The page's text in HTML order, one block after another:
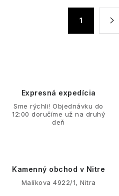
1
Expresná expedícia
Sme rýchli! Objednávku do
12:00 doručíme už na druhý
deň
Kamenný obchod v Nitre
Malíkova 4922/1, Nitra